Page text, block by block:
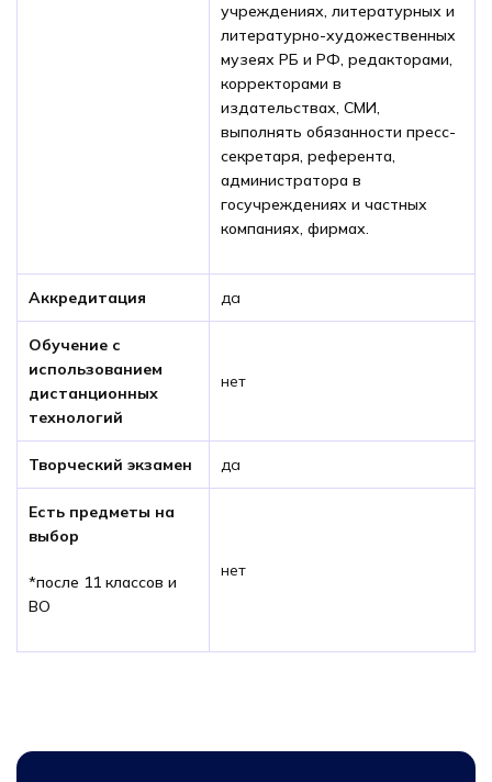
учреждениях, литературных и
литературно-художественных
музеях РБ и РФ, редакторами,
корректорами в
издательствах, СМИ,
выполнять обязанности пресс-
секретаря, референта,
администратора в
госучреждениях и частных
компаниях, фирмах.
Аккредитация да
Обучение с
использованием
дистанционных
технологий
нет
Творческий экзамен да
Есть предметы на
выбор
*после 11 классов и
ВО
нет